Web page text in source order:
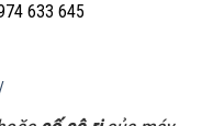
633 645